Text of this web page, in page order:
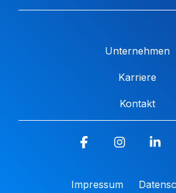
Unternehmen
Karriere
Kontakt
Impressum
FacebookInstagram